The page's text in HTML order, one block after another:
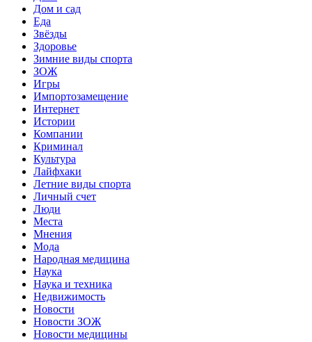
Дом и сад
Еда
Звёзды
Здоровье
Зимние виды спорта
ЗОЖ
Игры
Импортозамещение
Интернет
Истории
Компании
Криминал
Культура
Лайфхаки
Летние виды спорта
Личный счет
Люди
Места
Мнения
Мода
Народная медицина
Наука
Наука и техника
Недвижимость
Новости
Новости ЗОЖ
Новости медицины